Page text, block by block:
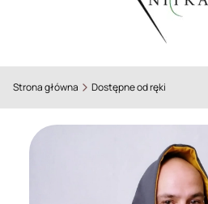
Strona główna Dostępne od ręki